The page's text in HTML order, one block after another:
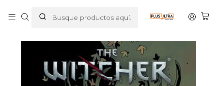
THE WITCHER 01. LA CASA DE LAS VIDRIERAS - NORMA